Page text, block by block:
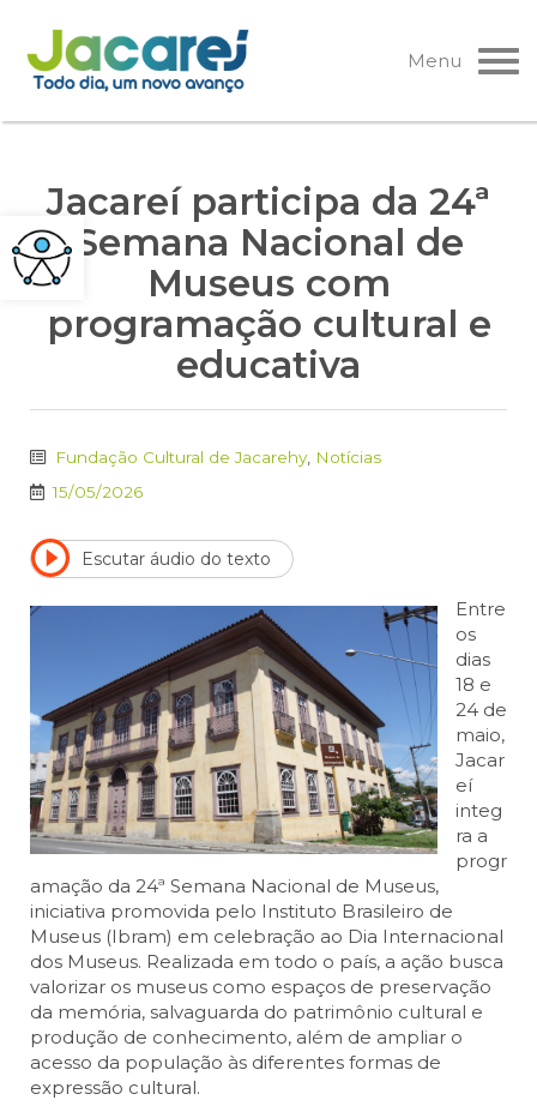
Pular
para
o
Menu
Jacareí participa da 24ª
Semana Nacional de
Museus com
programação cultural e
educativa
Fundação Cultural de Jacarehy Notícias
15/05/2026
Escutar áudio do texto
Entre
os
dias
18 e
24 de
maio,
Jacar
eí
integ
ra a
progr
amação da 24ª Semana Nacional de Museus,
iniciativa promovida pelo Instituto Brasileiro de
Museus (Ibram) em celebração ao Dia Internacional
dos Museus. Realizada em todo o país, a ação busca
valorizar os museus como espaços de preservação
da memória, salvaguarda do patrimônio cultural e
produção de conhecimento, além de ampliar o
acesso da população às diferentes formas de
expressão cultural.